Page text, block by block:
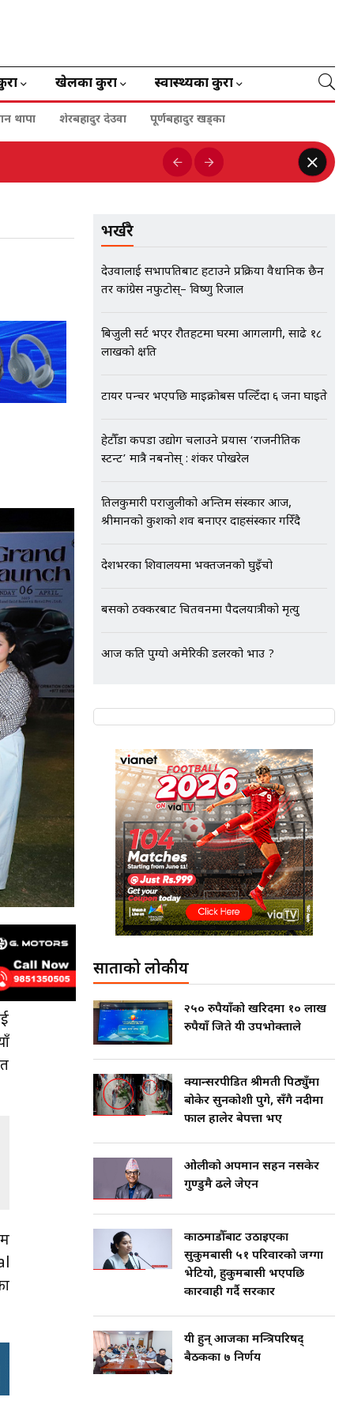
खेलका कुरा स्वास्थ्यका कुरा
थापा शेरबहादुर देउवा पूर्णबहादुर खड्का
भर्खरै
देउवालाई सभापतिबाट हटाउने प्रक्रिया वैधानिक छैन
तर कांग्रेस नफुटोस्– विष्णु रिजाल
बिजुली सर्ट भएर रौतहटमा घरमा आगलागी, साढे १८
लाखको क्षति
टायर पन्चर भएपछि माइक्रोबस पल्टिँदा ६ जना घाइते
हेटौँडा कपडा उद्योग चलाउने प्रयास ‘राजनीतिक
स्टन्ट’ मात्रै नबनोस् : शंकर पोखरेल
तिलकुमारी पराजुलीको अन्तिम संस्कार आज,
श्रीमानको कुशको शव बनाएर दाहसंस्कार गरिँदै
देशभरका शिवालयमा भक्तजनको घुइँचो
बसको ठक्करबाट चितवनमा पैदलयात्रीको मृत्यु
आज कति पुग्यो अमेरिकी डलरको भाउ ?
साताको लोकप्रीय
२५० रुपैयाँको खरिदमा १० लाख
रुपैयाँ जिते यी उपभोक्ताले
क्यान्सरपीडित श्रीमती पिठ्युँमा
बोकेर सुनकोशी पुगे, सँगै नदीमा
फाल हालेर बेपत्ता भए
ओलीको अपमान सहन नसकेर
गुण्डुमै ढले जेएन
काठमाडौँबाट उठाइएका
सुकुमबासी ५१ परिवारको जग्गा
भेटियो, हुकुमबासी भएपछि
कारवाही गर्दै सरकार
यी हुन् आजका मन्त्रिपरिषद्
बैठकका ७ निर्णय